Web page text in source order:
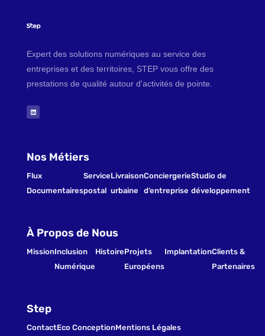
Expert des solutions numériques au service des
entreprises et des territoires, STEP vous offre des
prestations de qualité autour d'activités de pointe.
Nos Métiers
Flux
Documentaires
Service
postal
Livraison
urbaine
Conciergerie
d’entreprise
Studio de
développement
À Propos de Nous
MissionInclusion
Numérique
HistoireProjets
Européens
ImplantationClients &
Partenaires
Step
ContactEco ConceptionMentions Légales